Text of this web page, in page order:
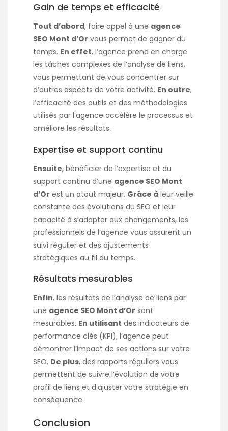
Gain de temps et efficacité
Tout d’abord, faire appel à une agence
SEO Mont d’Or vous permet de gagner du
temps. En effet, l’agence prend en charge
les tâches complexes de l’analyse de liens,
vous permettant de vous concentrer sur
d’autres aspects de votre activité. En outre,
l’efficacité des outils et des méthodologies
utilisés par l’agence accélère le processus et
améliore les résultats.
Expertise et support continu
Ensuite, bénéficier de l’expertise et du
support continu d’une agence SEO Mont
d’Or est un atout majeur. Grâce à leur veille
constante des évolutions du SEO et leur
capacité à s’adapter aux changements, les
professionnels de l’agence vous assurent un
suivi régulier et des ajustements
stratégiques au fil du temps.
Résultats mesurables
Enfin, les résultats de l’analyse de liens par
une agence SEO Mont d’Or sont
mesurables. En utilisant des indicateurs de
performance clés (KPI), l’agence peut
démontrer l’impact de ses actions sur votre
SEO. De plus, des rapports réguliers vous
permettent de suivre l’évolution de votre
profil de liens et d’ajuster votre stratégie en
conséquence.
Conclusion